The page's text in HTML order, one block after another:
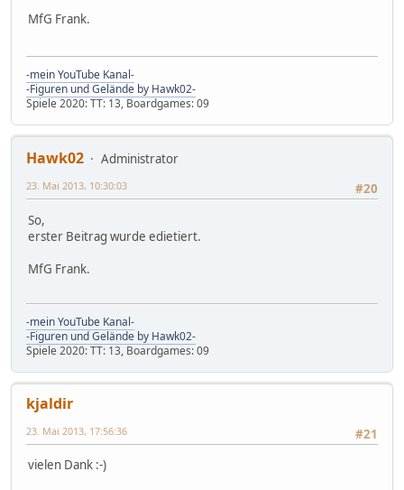
MfG Frank.
-mein YouTube Kanal-
-Figuren und Gelände by Hawk02-
Spiele 2020: TT: 13, Boardgames: 09
Hawk02
Administrator
#20
23. Mai 2013, 10:30:03
So,
erster Beitrag wurde edietiert.
MfG Frank.
-mein YouTube Kanal-
-Figuren und Gelände by Hawk02-
Spiele 2020: TT: 13, Boardgames: 09
kjaldir
#21
23. Mai 2013, 17:56:36
vielen Dank :-)